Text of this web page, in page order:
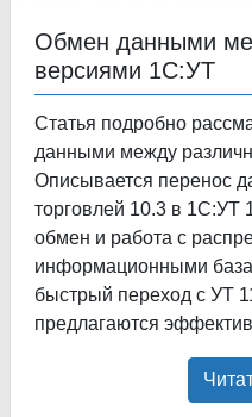
Обмен данными
версиями 1С:УТ
Статья подробно
данными между
Описывается перенос
торговлей 10.3 в 1С:УТ
обмен и работа с
информационными
быстрый переход с УТ
предлагаются